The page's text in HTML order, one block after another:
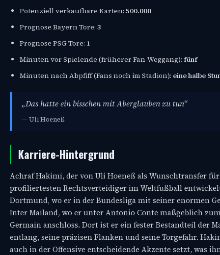
Potenziell verkaufbare Karten: 500.000
Prognose Bayern Tore: 3
Prognose PSG Tore: 1
Minuten vor Spielende (früherer Fan-Weggang): fünf
Minuten nach Abpfiff (Fans noch im Stadion): eine halbe
„Das hatte ein bisschen mit Aberglauben zu tun“
— Uli Hoeneß
Karriere-Hintergrund
Achraf Hakimi, der von Uli Hoeneß als Wunschtransfer
profiliertesten Rechtsverteidiger im Weltfußball
Dortmund, wo er in der Bundesliga mit seiner enormen
Inter Mailand, wo er unter Antonio Conte maßgeblich
Germain anschloss. Dort ist er ein fester Bestandteil der
entlang, seine präzisen Flanken und seine Torgefahr.
auch in der Offensive entscheidende Akzente setzt, was